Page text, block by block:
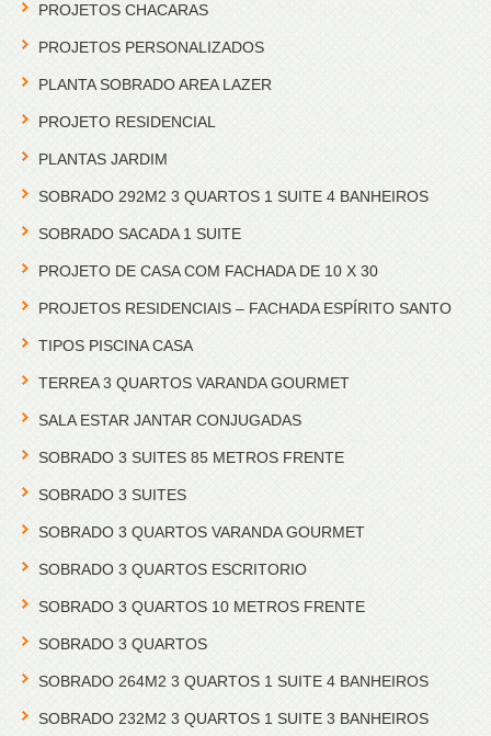
PROJETOS CHACARAS
PROJETOS PERSONALIZADOS
PLANTA SOBRADO AREA LAZER
PROJETO RESIDENCIAL
PLANTAS JARDIM
SOBRADO 292M2 3 QUARTOS 1 SUITE 4 BANHEIROS
SOBRADO SACADA 1 SUITE
PROJETO DE CASA COM FACHADA DE 10 X 30
PROJETOS RESIDENCIAIS – FACHADA ESPÍRITO SANTO
TIPOS PISCINA CASA
TERREA 3 QUARTOS VARANDA GOURMET
SALA ESTAR JANTAR CONJUGADAS
SOBRADO 3 SUITES 85 METROS FRENTE
SOBRADO 3 SUITES
SOBRADO 3 QUARTOS VARANDA GOURMET
SOBRADO 3 QUARTOS ESCRITORIO
SOBRADO 3 QUARTOS 10 METROS FRENTE
SOBRADO 3 QUARTOS
SOBRADO 264M2 3 QUARTOS 1 SUITE 4 BANHEIROS
SOBRADO 232M2 3 QUARTOS 1 SUITE 3 BANHEIROS